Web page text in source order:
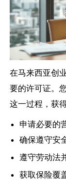
在马来西亚创
要的许可证。
这一过程，获
申请必要的
确保遵守安
遵守劳动法
获取保险覆